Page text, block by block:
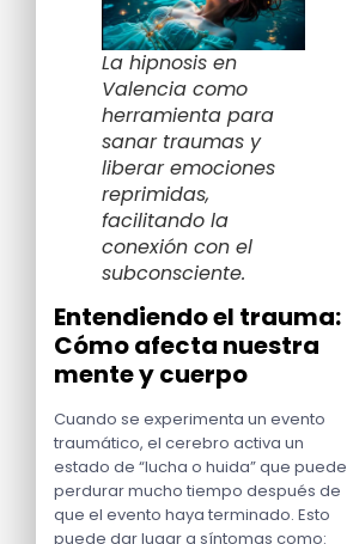
La hipnosis en
Valencia como
herramienta para
sanar traumas y
liberar emociones
reprimidas,
facilitando la
conexión con el
subconsciente.
Entendiendo el trauma:
Cómo afecta nuestra
mente y cuerpo
Cuando se experimenta un evento
traumático, el cerebro activa un
estado de “lucha o huida” que puede
perdurar mucho tiempo después de
que el evento haya terminado. Esto
puede dar lugar a síntomas como: